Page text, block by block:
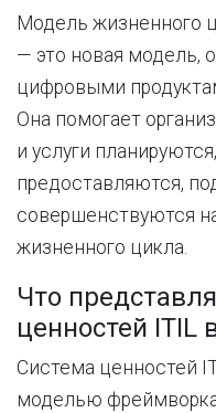
Модель жизненного
— это новая модель,
цифровыми
Она помогает
и услуги
предоставляются,
совершенствуются
жизненного цикла.
Что
ценностей ITIL
Система ценностей
моделью